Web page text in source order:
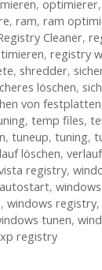
, optimierer,
, ram, ram
Cleaner,
, registry
, shredder,
löschen,
von festplatten
, temp files,
, tuneup, tuning,
löschen,
registry,
,
, windows registry,
tunen,
xp registry